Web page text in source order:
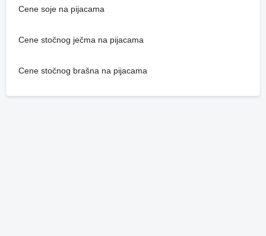
Cene soje na pijacama
Cene stočnog ječma na pijacama
Cene stočnog brašna na pijacama